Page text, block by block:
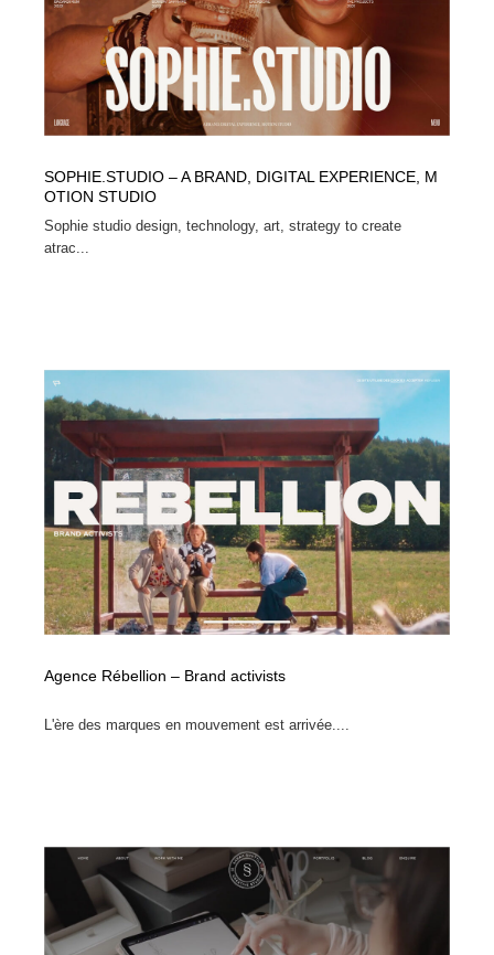
SOPHIE.STUDIO – A BRAND, DIGITAL EXPERIENCE, M
OTION STUDIO
Sophie studio design, technology, art, strategy to create
atrac...
Agence Rébellion – Brand activists
L'ère des marques en mouvement est arrivée....